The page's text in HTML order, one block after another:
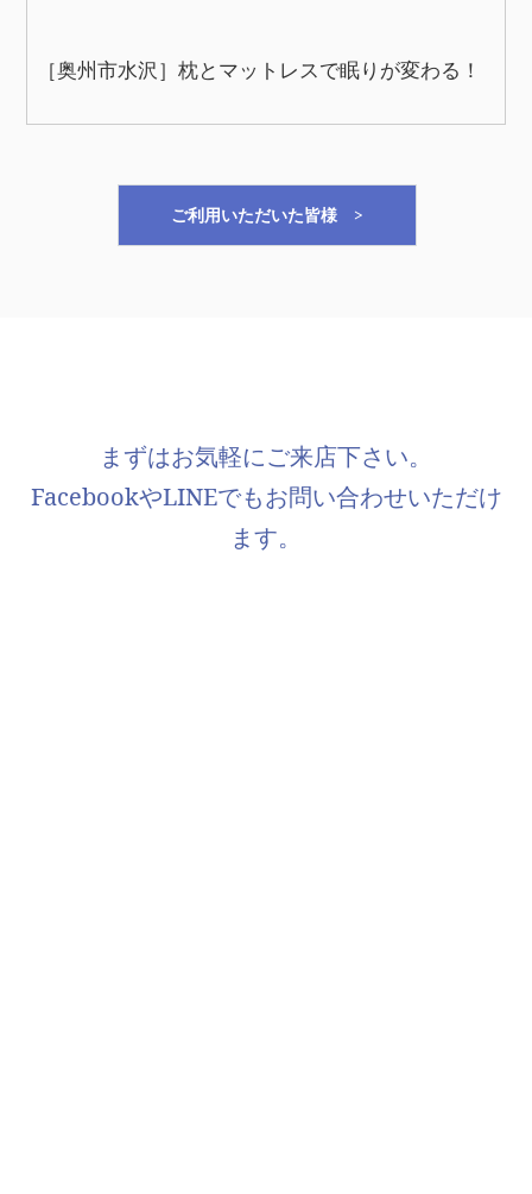
［奥州市水沢］枕とマットレスで眠りが変わる！
ご利用いただいた皆様 >
まずはお気軽にご来店下さい。
FacebookやLINEでもお問い合わせいただけ
ます。